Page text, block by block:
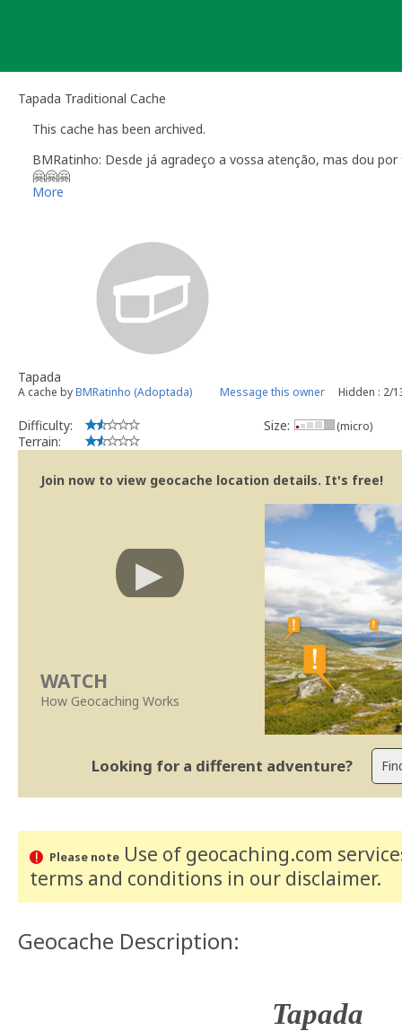
Tapada Traditional Cache
This cache has been archived.
BMRatinho: Desde já agradeço a vossa atenção, mas dou
🤗🤗🤗
Saudações GeoAlentejanas
WWW.GEOALENTEJO.COM
More
Tapada
A cache byBMRatinho (Adoptada) Message this owner Hidden : 2/
Difficulty:
Terrain:
Size: (micro)
Join now to view geocache location details. It's free!
WATCH
How Geocaching Works
Looking for a different adventure?
Please noteUse of geocaching.com
terms and conditions in our disclaimer.
Geocache Description:
Tapada